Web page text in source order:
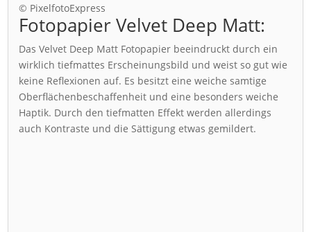
© PixelfotoExpress
Fotopapier Velvet Deep Matt:
Das Velvet Deep Matt Fotopapier beeindruckt durch ein
wirklich tiefmattes Erscheinungsbild und weist so gut wie
keine Reflexionen auf. Es besitzt eine weiche samtige
Oberflächenbeschaffenheit und eine besonders weiche
Haptik. Durch den tiefmatten Effekt werden allerdings
auch Kontraste und die Sättigung etwas gemildert.